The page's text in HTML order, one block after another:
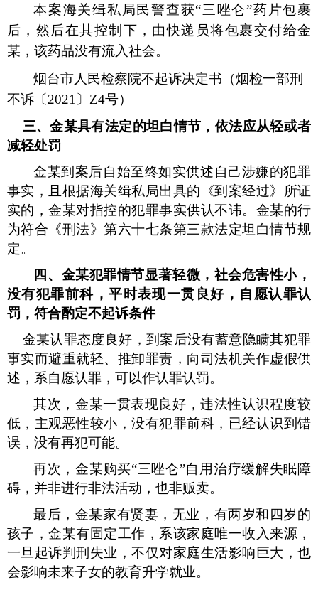
本案海关缉私局民警查获“三唑仑”药片包裹
后，然后在其控制下，由快递员将包裹交付给金
某，该药品没有流入社会。
烟台市人民检察院不起诉决定书（烟检一部刑
不诉〔 2021 〕 Z4号）
三、金某具有法定的坦白情节，依法应从轻或者
减轻处罚
金某到案后自始至终如实供述自己涉嫌的犯罪
事实，且根据海关缉私局出具的《到案经过》所证
实的，金某对指控的犯罪事实供认不讳。金某的行
为符合《刑法》第六十七条第三款法定坦白情节规
定。
四、金某犯罪情节显著轻微，社会危害性小，
没有犯罪前科，平时表现一贯良好，自愿认罪认
罚，符合酌定不起诉条件
金某认罪态度良好，到案后没有蓄意隐瞒其犯罪
事实而避重就轻、推卸罪责，向司法机关作虚假供
述，系自愿认罪，可以作认罪认罚。
其次，金某一贯表现良好，违法性认识程度较
低，主观恶性较小，没有犯罪前科，已经认识到错
误，没有再犯可能。
再次，金某购买“三唑仑”自用治疗缓解失眠障
碍，并非进行非法活动，也非贩卖。
最后，金某家有贤妻，无业，有两岁和四岁的
孩子，金某有固定工作，系该家庭唯一收入来源，
一旦起诉判刑失业，不仅对家庭生活影响巨大，也
会影响未来子女的教育升学就业。